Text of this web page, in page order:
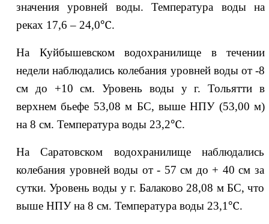
значения уровней воды. Температура воды на
реках 17,6 – 24,0℃.
На Куйбышевском водохранилище в течении
недели наблюдались колебания уровней воды от -8
см до +10 см. Уровень воды у г. Тольятти в
верхнем бьефе 53,08 м БС, выше НПУ (53,00 м)
на 8 см. Температура воды 23,2℃.
На Саратовском водохранилище наблюдались
колебания уровней воды от - 57 см до + 40 см за
сутки. Уровень воды у г. Балаково 28,08 м БС, что
выше НПУ на 8 см. Температура воды 23,1℃.